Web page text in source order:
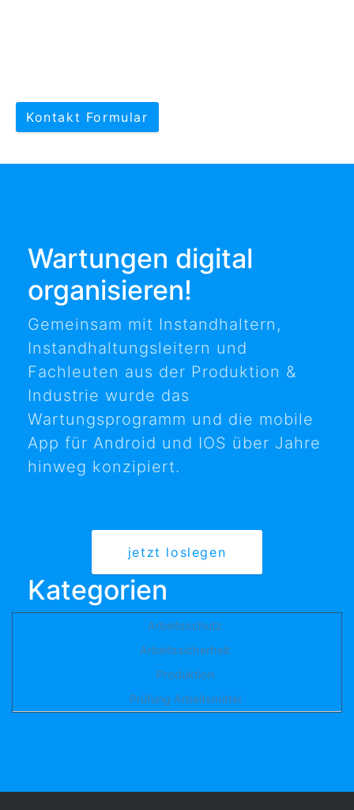
Kontakt Formular
Wartungen digital
organisieren!
Gemeinsam mit Instandhaltern,
Instandhaltungsleitern und
Fachleuten aus der Produktion &
Industrie wurde das
Wartungsprogramm und die mobile
App für Android und IOS über Jahre
hinweg konzipiert.
jetzt loslegen
Kategorien
Arbeitsschutz
Arbeitssicherheit
Produktion
Prüfung Arbeitsmittel